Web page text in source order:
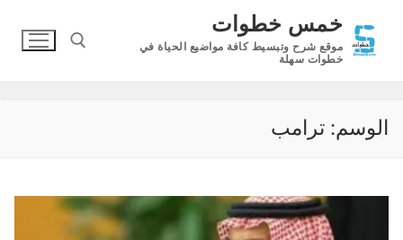
المحتوى
خمس خطوات
موقع شرح وتبسيط كافة مواضيع الحياة في
خطوات سهلة
الوسم: ترامب